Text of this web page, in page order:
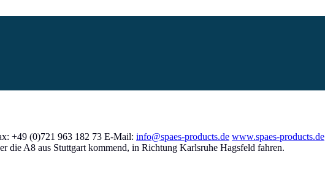
+49 (0)721 963 182 73 E-Mail: info@spaes-products.de www.spaes-products.de
die A8 aus Stuttgart kommend, in Richtung Karlsruhe Hagsfeld fahren.